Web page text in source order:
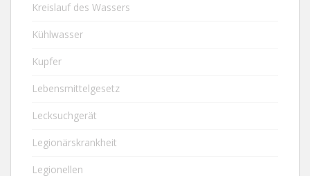
Kreislauf des Wassers
Kühlwasser
Kupfer
Lebensmittelgesetz
Lecksuchgerät
Legionärskrankheit
Legionellen